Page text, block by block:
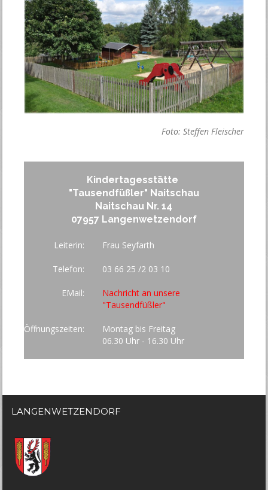
Foto: Steffen Fleischer
Kindertagesstätte
"Tausendfüßler" Naitschau
Naitschau Nr. 14
07957 Langenwetzendorf
Leiterin: Frau Seyfarth
Telefon: 03 66 25 /2 03 10
EMail:
Nachricht an unsere
"Tausendfüßler"
Öffnungszeiten:
Montag bis Freitag
06.30 Uhr - 16.30 Uhr
LANGENWETZENDORF